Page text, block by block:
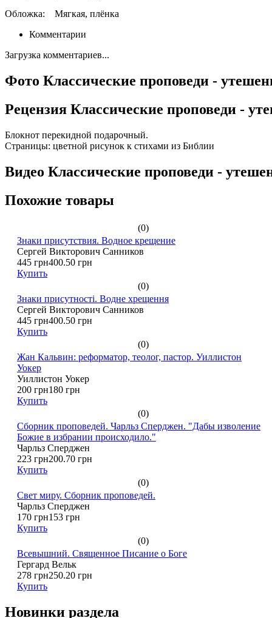
Обложка: Мягкая, плёнка
Комментарии
Загрузка комментариев...
Фото Классические проповеди -
Рецензия Классические проповеди -
Блокнот перекидной подарочный.
Страницы: цветной рисунок к стихами из Библии
Видео Классические проповеди -
Похожие товары
(0)
Знаки присутствия. Водное крещение
Сергей Викторович Санников
445 грн400.50 грн
Купить
(0)
Знаки присутності. Водне хрещення
Сергей Викторович Санников
445 грн400.50 грн
Купить
(0)
Жан Кальвин: реформатор, теолог, пастор. Уиллистон
Уокер
Уиллистон Уокер
200 грн180 грн
Купить
(0)
Сборник проповедей. Чарльз Сперджен. "Дабы изволение
Божие в избрании происходило."
Чарльз Сперджен
223 грн200.70 грн
Купить
(0)
Свет миру. Сборник проповедей.
Чарльз Сперджен
170 грн153 грн
Купить
(0)
Всевышний. Священное Писание о Боге
Гергард Вельк
278 грн250.20 грн
Купить
Новинки раздела